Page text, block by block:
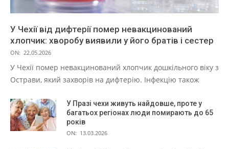
У Чехії від дифтерії помер невакцинований
хлопчик: хворобу виявили у його братів і сестер
ON: 22.05.2026
У Чехії помер невакцинований хлопчик дошкільного віку з
Острави, який захворів на дифтерію. Інфекцію також
У Празі чехи живуть найдовше, проте у
багатьох регіонах люди помирають до 65
років
ON: 13.03.2026